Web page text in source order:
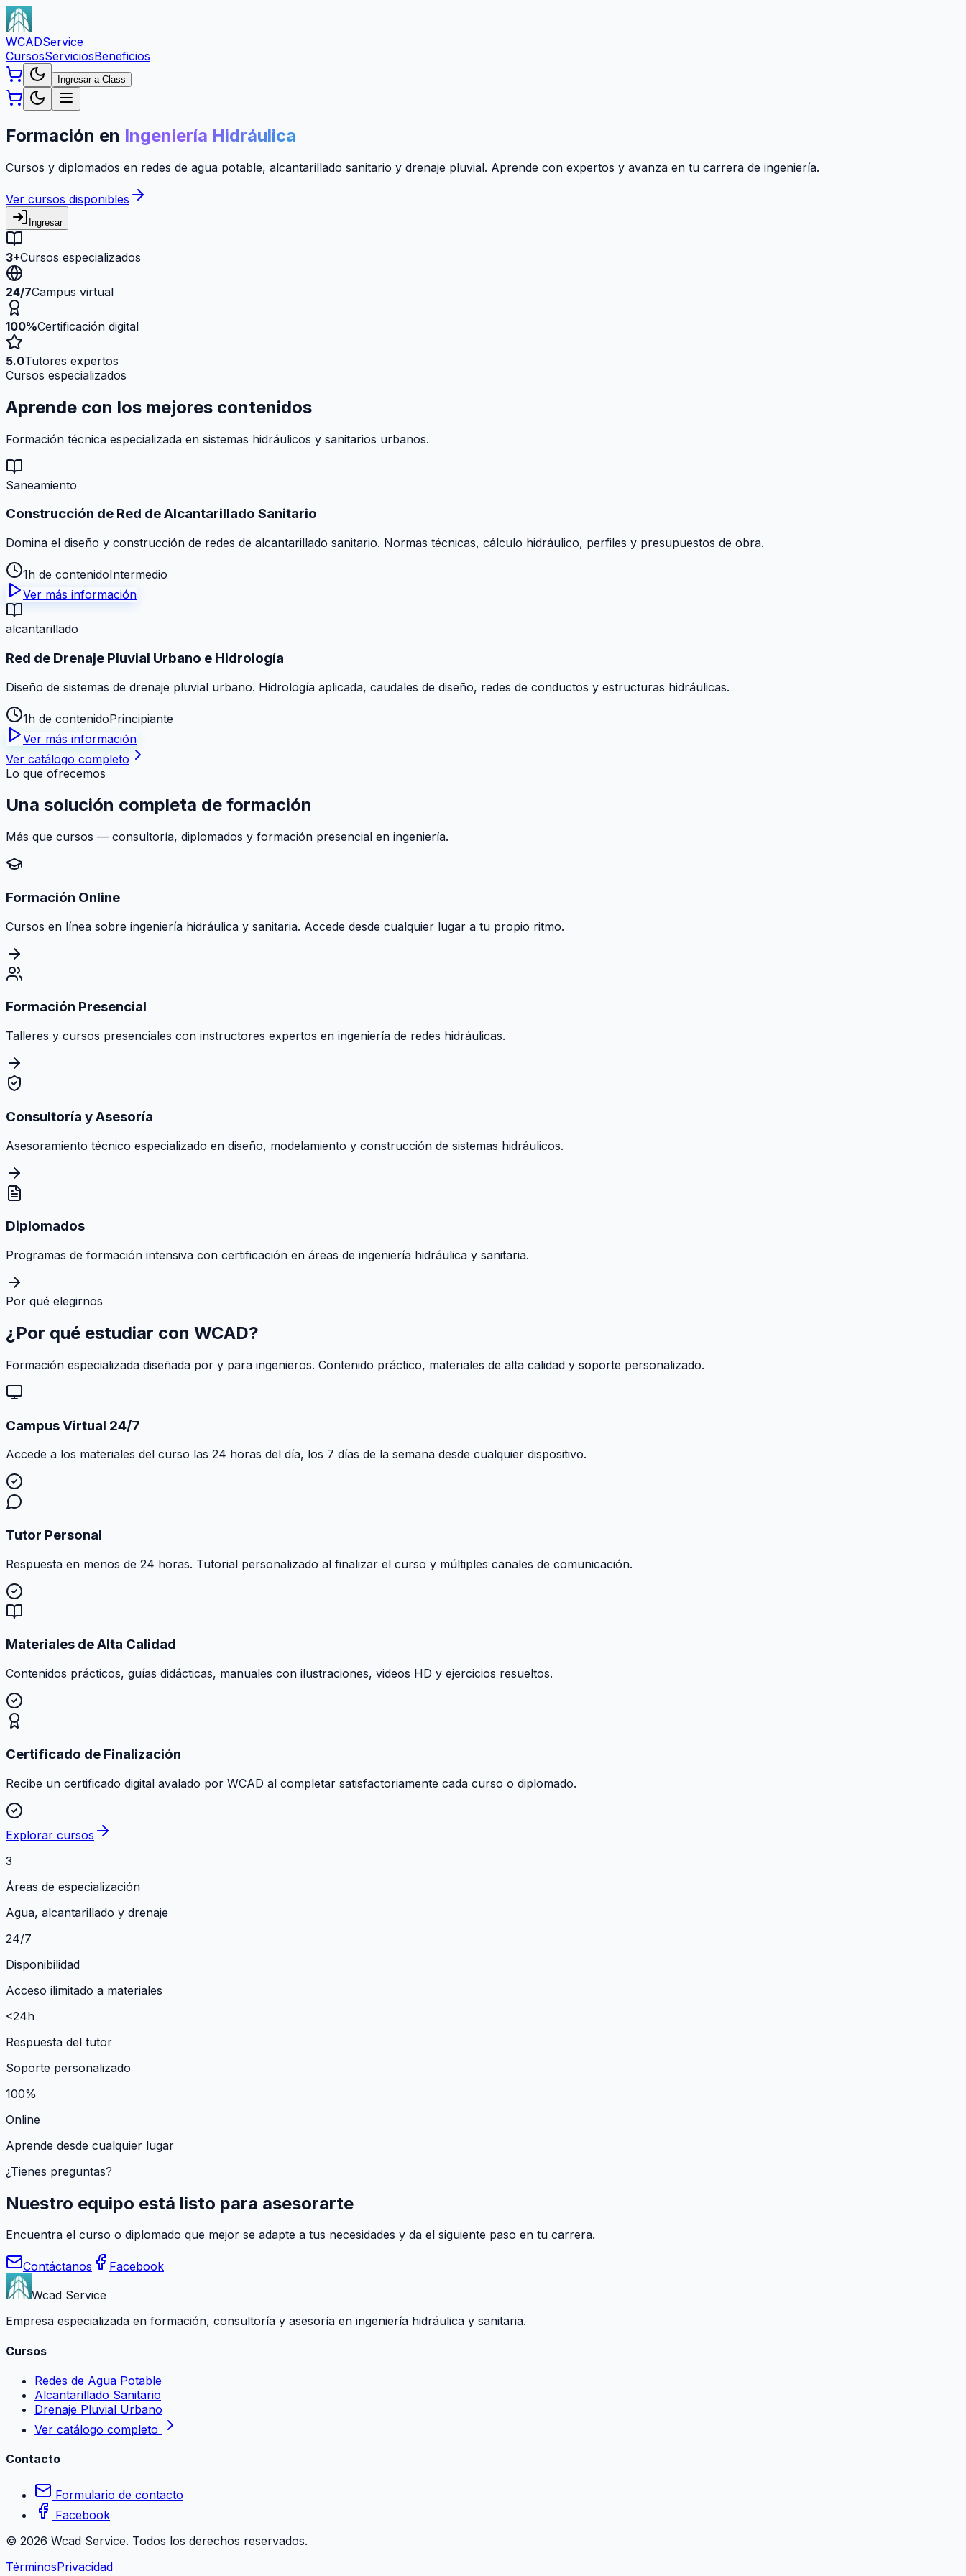
WCADService
CursosServiciosBeneficios
Ingresar a Class
Formación en Ingeniería Hidráulica
Cursos y diplomados en redes de agua potable, alcantarillado sanitario y drenaje pluvial. Aprende con expertos y avanza en tu carrera de ingeniería.
Ver cursos disponibles
Ingresar
3+Cursos especializados
24/7Campus virtual
100%Certificación digital
5.0Tutores expertos
Cursos especializados
Aprende con los mejores contenidos
Formación técnica especializada en sistemas hidráulicos y sanitarios urbanos.
Saneamiento
Construcción de Red de Alcantarillado Sanitario
Domina el diseño y construcción de redes de alcantarillado sanitario. Normas técnicas, cálculo hidráulico, perfiles y presupuestos de obra.
1h de contenidoIntermedio
Ver más información
alcantarillado
Red de Drenaje Pluvial Urbano e Hidrología
Diseño de sistemas de drenaje pluvial urbano. Hidrología aplicada, caudales de diseño, redes de conductos y estructuras hidráulicas.
1h de contenidoPrincipiante
Ver más información
Ver catálogo completo
Lo que ofrecemos
Una solución completa de formación
Más que cursos — consultoría, diplomados y formación presencial en ingeniería.
Formación Online
Cursos en línea sobre ingeniería hidráulica y sanitaria. Accede desde cualquier lugar a tu propio ritmo.
Formación Presencial
Talleres y cursos presenciales con instructores expertos en ingeniería de redes hidráulicas.
Consultoría y Asesoría
Asesoramiento técnico especializado en diseño, modelamiento y construcción de sistemas hidráulicos.
Diplomados
Programas de formación intensiva con certificación en áreas de ingeniería hidráulica y sanitaria.
Por qué elegirnos
¿Por qué estudiar con WCAD?
Formación especializada diseñada por y para ingenieros. Contenido práctico, materiales de alta calidad y soporte personalizado.
Campus Virtual 24/7
Accede a los materiales del curso las 24 horas del día, los 7 días de la semana desde cualquier dispositivo.
Tutor Personal
Respuesta en menos de 24 horas. Tutorial personalizado al finalizar el curso y múltiples canales de comunicación.
Materiales de Alta Calidad
Contenidos prácticos, guías didácticas, manuales con ilustraciones, videos HD y ejercicios resueltos.
Certificado de Finalización
Recibe un certificado digital avalado por WCAD al completar satisfactoriamente cada curso o diplomado.
Explorar cursos
3
Áreas de especialización
Agua, alcantarillado y drenaje
24/7
Disponibilidad
Acceso ilimitado a materiales
<24h
Respuesta del tutor
Soporte personalizado
100%
Online
Aprende desde cualquier lugar
¿Tienes preguntas?
Nuestro equipo está listo para asesorarte
Encuentra el curso o diplomado que mejor se adapte a tus necesidades y da el siguiente paso en tu carrera.
Contáctanos
Facebook
Wcad Service
Empresa especializada en formación, consultoría y asesoría en ingeniería hidráulica y sanitaria.
Cursos
Redes de Agua Potable
Alcantarillado Sanitario
Drenaje Pluvial Urbano
Ver catálogo completo
Contacto
Formulario de contacto
Facebook
© 2026 Wcad Service. Todos los derechos reservados.
TérminosPrivacidad